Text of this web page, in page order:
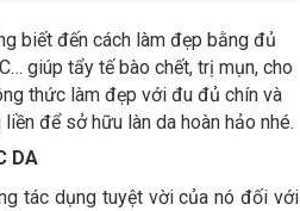
biết đến cách làm đẹp bằng đủ
giúp tẩy tế bào chết, trị mụn, cho
thức làm đẹp với đu đủ chín và
để sở hữu làn da hoàn hảo nhé.
DA
tác dụng tuyệt vời của nó đối với